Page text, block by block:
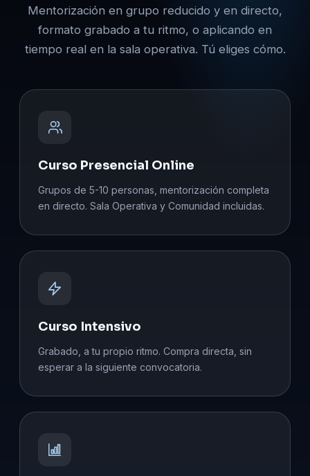
Mentorización en grupo reducido y en directo,
formato grabado a tu ritmo, o aplicando en
tiempo real en la sala operativa. Tú eliges cómo.
Curso Presencial Online
Grupos de 5-10 personas, mentorización completa
en directo. Sala Operativa y Comunidad incluidas.
Curso Intensivo
Grabado, a tu propio ritmo. Compra directa, sin
esperar a la siguiente convocatoria.